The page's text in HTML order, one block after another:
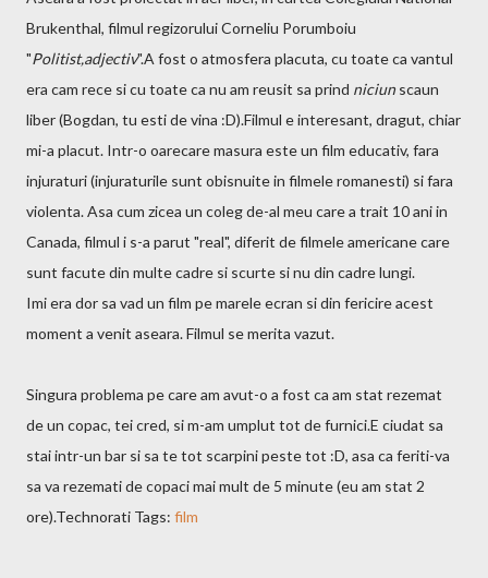
Brukenthal, filmul regizorului Corneliu Porumboiu
"Politist,adjectiv".A fost o atmosfera placuta, cu toate ca vantul
era cam rece si cu toate ca nu am reusit sa prind niciunscaun
liber (Bogdan, tu esti de vina :D).Filmul e interesant, dragut, chiar
mi-a placut. Intr-o oarecare masura este un film educativ, fara
injuraturi (injuraturile sunt obisnuite in filmele romanesti) si fara
violenta. Asa cum zicea un coleg de-al meu care a trait 10 ani in
Canada, filmul i s-a parut "real", diferit de filmele americane care
sunt facute din multe cadre si scurte si nu din cadre lungi.
Imi era dor sa vad un film pe marele ecran si din fericire acest
moment a venit aseara. Filmul se merita vazut.
Singura problema pe care am avut-o a fost ca am stat rezemat
de un copac, tei cred, si m-am umplut tot de furnici.E ciudat sa
stai intr-un bar si sa te tot scarpini peste tot :D, asa ca feriti-va
sa va rezemati de copaci mai mult de 5 minute (eu am stat 2
ore).Technorati Tags: film